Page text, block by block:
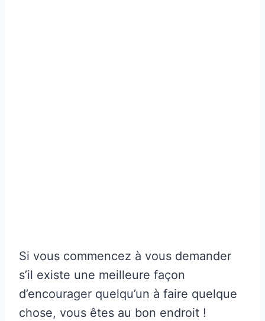
Si vous commencez à vous demander
s’il existe une meilleure façon
d’encourager quelqu’un à faire quelque
chose, vous êtes au bon endroit !